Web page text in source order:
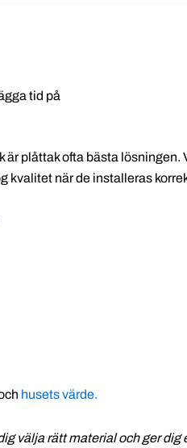
tid på
plåttak ofta bästa
kvalitet när de installeras
husets värde.
välja rätt material och ger